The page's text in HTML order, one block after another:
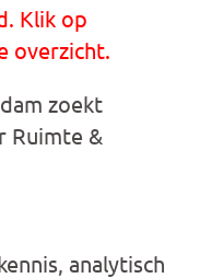
Klik op
overzicht.
zoekt
Ruimte &
analytisch